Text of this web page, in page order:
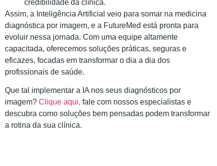
credibilidade da clínica.
Assim, a Inteligência Artificial veio para somar na medicina
diagnóstica por imagem, e a FutureMed está pronta para
evoluir nessa jornada. Com uma equipe altamente
capacitada, oferecemos soluções práticas, seguras e
eficazes, focadas em transformar o dia a dia dos
profissionais de saúde.
Que tal implementar a IA nos seus diagnósticos por
imagem? Clique aqui, fale com nossos especialistas e
descubra como soluções bem pensadas podem transformar
a rotina da sua clínica.